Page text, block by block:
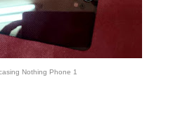
Nothing Phone 1